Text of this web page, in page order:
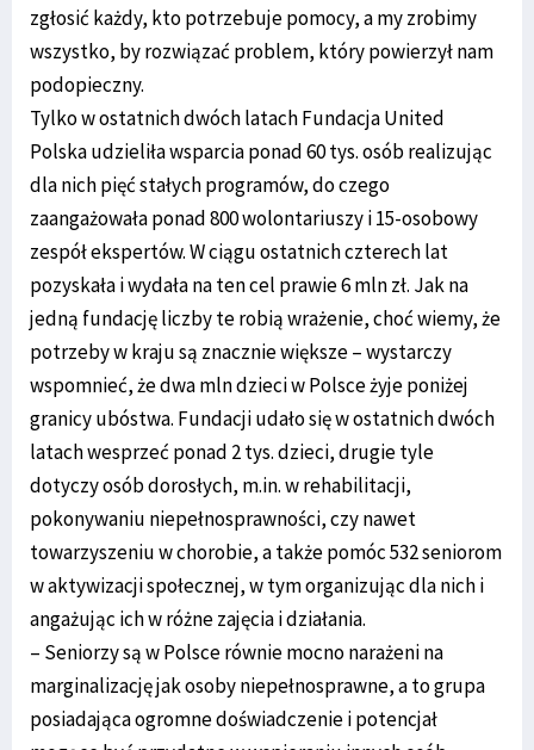
zgłosić każdy, kto potrzebuje pomocy, a my zrobimy
wszystko, by rozwiązać problem, który powierzył nam
podopieczny.
Tylko w ostatnich dwóch latach Fundacja United
Polska udzieliła wsparcia ponad 60 tys. osób realizując
dla nich pięć stałych programów, do czego
zaangażowała ponad 800 wolontariuszy i 15-osobowy
zespół ekspertów. W ciągu ostatnich czterech lat
pozyskała i wydała na ten cel prawie 6 mln zł. Jak na
jedną fundację liczby te robią wrażenie, choć wiemy, że
potrzeby w kraju są znacznie większe – wystarczy
wspomnieć, że dwa mln dzieci w Polsce żyje poniżej
granicy ubóstwa. Fundacji udało się w ostatnich dwóch
latach wesprzeć ponad 2 tys. dzieci, drugie tyle
dotyczy osób dorosłych, m.in. w rehabilitacji,
pokonywaniu niepełnosprawności, czy nawet
towarzyszeniu w chorobie, a także pomóc 532 seniorom
w aktywizacji społecznej, w tym organizując dla nich i
angażując ich w różne zajęcia i działania.
– Seniorzy są w Polsce równie mocno narażeni na
marginalizację jak osoby niepełnosprawne, a to grupa
posiadająca ogromne doświadczenie i potencjał